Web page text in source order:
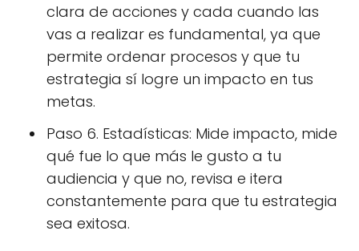
clara de acciones y cada cuando las
vas a realizar es fundamental, ya que
permite ordenar procesos y que tu
estrategia sí logre un impacto en tus
metas.
Paso 6. Estadísticas: Mide impacto, mide
qué fue lo que más le gusto a tu
audiencia y que no, revisa e itera
constantemente para que tu estrategia
sea exitosa.